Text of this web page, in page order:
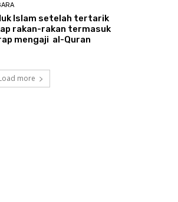
Islam setelah tertarik
rakan-rakan termasuk
mengaji al-Quran
more